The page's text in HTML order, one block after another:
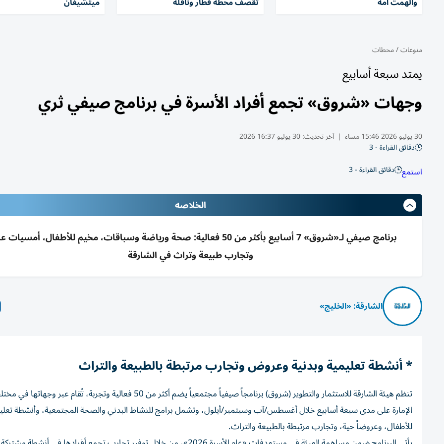
منوعات/محطات
يمتد سبعة أسابيع
وجهات «شروق» تجمع أفراد الأسرة في برنامج صيفي ثري
30 يوليو 2026 15:46 مساء | آخر تحديث:30 يوليو 16:37 2026
دقائق القراءة - 3
استمع دقائق القراءة - 3
الخلاصه
برنامج صيفي لـ«شروق» 7 أسابيع بأكثر من 50 فعالية: صحة ورياضة وسباقات، مخيم للأطفال،
وتجارب طبيعة وتراث في الشارقة
الشارقة: «الخليج»
* أنشطة تعليمية وبدنية وعروض وتجارب مرتبطة بالطبيعة والتراث
تنظم هيئة الشارقة للاستثمار والتطوير (شروق) برنامجاً صيفياً مجتمعياً يضم أكثر من 50 فعالية وتجربة، تُقام
الإمارة على مدى سبعة أسابيع خلال أغسطس/آب وسبتمبر/أيلول، وتشمل برامج للنشاط البدني والصحة المجتمعية، وأنشطة
للأطفال، وعروضاً حية، وتجارب مرتبطة بالطبيعة والتراث.